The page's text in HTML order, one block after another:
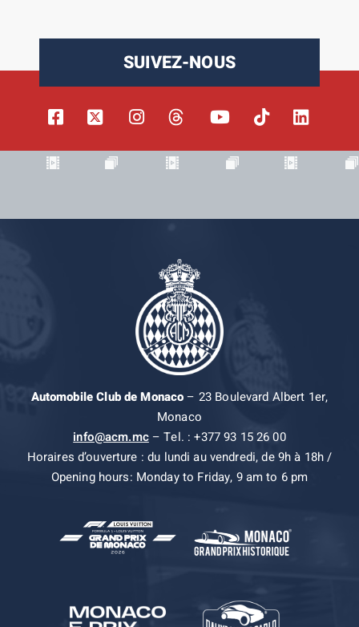
SUIVEZ-NOUS
Automobile Club de Monaco– 23 Boulevard Albert 1er,
Monaco
info@acm.mc– Tel. : +377 93 15 26 00
Horaires d’ouverture : du lundi au vendredi, de 9h à 18h /
Opening hours: Monday to Friday, 9 am to 6 pm